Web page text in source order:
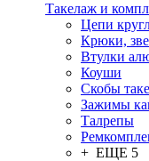
Такелаж и
Цепи
Крюки,
Втулки
Коуши
Скобы
Зажимы
Талрепы
+ ЕЩЕ 5